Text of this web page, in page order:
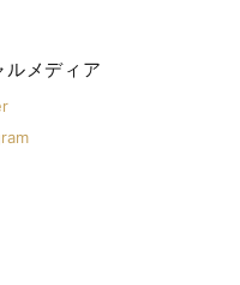
ルメディア